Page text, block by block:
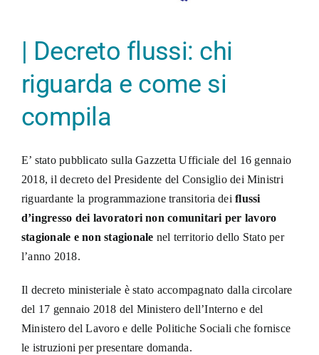
| Decreto flussi: chi
riguarda e come si
compila
E’ stato pubblicato sulla Gazzetta Ufficiale del 16 gennaio
2018, il decreto del Presidente del Consiglio dei Ministri
riguardante la programmazione transitoria dei flussi
d’ingresso dei lavoratori non comunitari per lavoro
stagionale e non stagionale nel territorio dello Stato per
l’anno 2018.
Il decreto ministeriale è stato accompagnato dalla circolare
del 17 gennaio 2018 del Ministero dell’Interno e del
Ministero del Lavoro e delle Politiche Sociali che fornisce
le istruzioni per presentare domanda.